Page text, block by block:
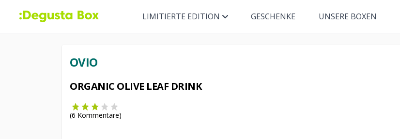
LIMITIERTE EDITION GESCHENKE UNSERE BOXEN
OVIO
ORGANIC OLIVE LEAF DRINK
(6 Kommentare)